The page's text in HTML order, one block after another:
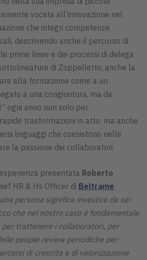
vocata all’innovazione nel
che integri competenze
descrivendo anche il percorso di
prime linee e dei processi di delega
di Zoppelletto, anche la
alla formazione come a un
a una congiuntura, ma da
ogni anno non solo per
trasformazioni in atto, ma anche
linguaggi che coesistono nelle
la passione dei collaboratori.
presentata Roberto
HR & Hs Officer di Beltrame
persona significa investire da sei
che nel nostro caso è fondamentale
trattenere i collaboratori, per
people review periodiche per
di crescita e di valorizzazione